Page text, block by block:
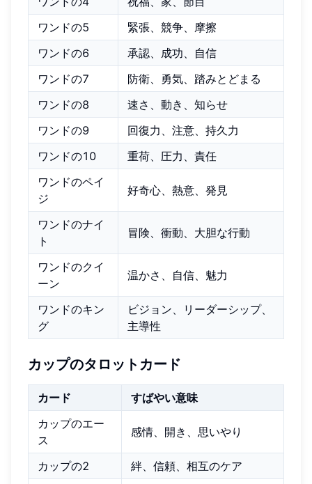
ワンドの5
緊張、競争、摩擦
ワンドの6
承認、成功、自信
ワンドの7
防衛、勇気、踏みとどまる
ワンドの8
速さ、動き、知らせ
ワンドの9
回復力、注意、持久力
ワンドの10
重荷、圧力、責任
ワンドのペイ
ジ
好奇心、熱意、発見
ワンドのナイ
ト
冒険、衝動、大胆な行動
ワンドのクイ
ーン
温かさ、自信、魅力
ワンドのキン
グ
ビジョン、リーダーシップ、
主導性
カップのタロットカード
カード
すばやい意味
カップのエー
ス
感情、開き、思いやり
カップの2
絆、信頼、相互のケア